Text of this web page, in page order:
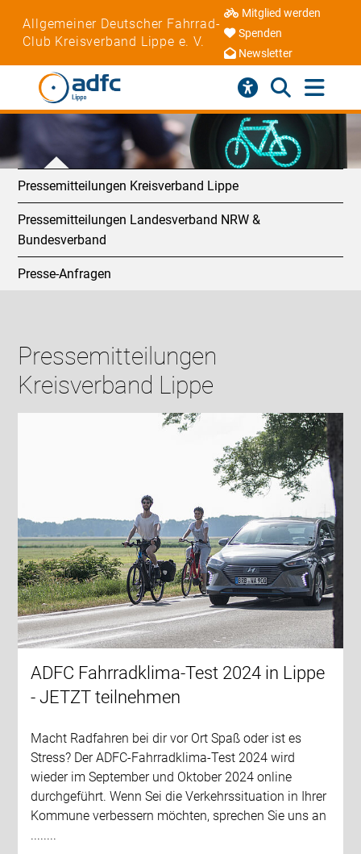
Allgemeiner Deutscher Fahrrad-
Club Kreisverband Lippe e. V.
Mitglied werden
Spenden
Newsletter
Pressemitteilungen Kreisverband Lippe
Pressemitteilungen Landesverband NRW &
Bundesverband
Presse-Anfragen
Pressemitteilungen
Kreisverband Lippe
ADFC Fahrradklima-Test 2024 in Lippe
- JETZT teilnehmen
Macht Radfahren bei dir vor Ort Spaß oder ist es
Stress? Der ADFC-Fahrradklima-Test 2024 wird
wieder im September und Oktober 2024 online
durchgeführt. Wenn Sei die Verkehrssituation in Ihrer
Kommune verbessern möchten, sprechen Sie uns an
........